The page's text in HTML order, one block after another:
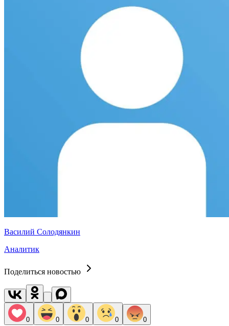
Василий Солодянкин
Аналитик
Поделиться новостью
0 0 0 0 0